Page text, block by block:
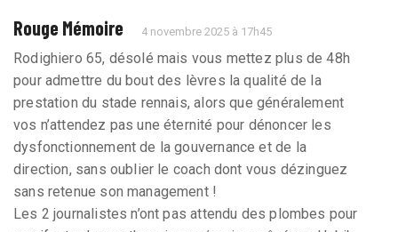
Rouge Mémoire 4 novembre 2025 à 17h45
Rodighiero 65, désolé mais vous mettez plus de 48h
pour admettre du bout des lèvres la qualité de la
prestation du stade rennais, alors que généralement
vos n’attendez pas une éternité pour dénoncer les
dysfonctionnement de la gouvernance et de la
direction, sans oublier le coach dont vous dézinguez
sans retenue son management !
Les 2 journalistes n’ont pas attendu des plombes pour